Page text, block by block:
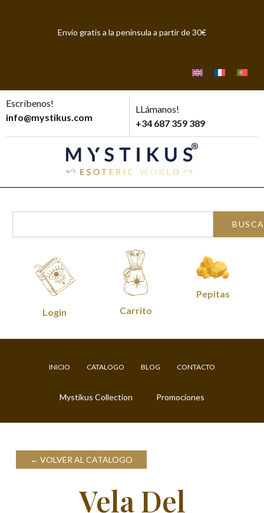
Envío gratis a la península a partir de 30€
Escríbenos!
info@mystikus.com
LLámanos!
+34 687 359 389
Login Carrito
Pepitas
INICIO CATALOGO BLOG CONTACTO
Mystikus Collection Promociones
VOLVER AL CATALOGO
Vela Del